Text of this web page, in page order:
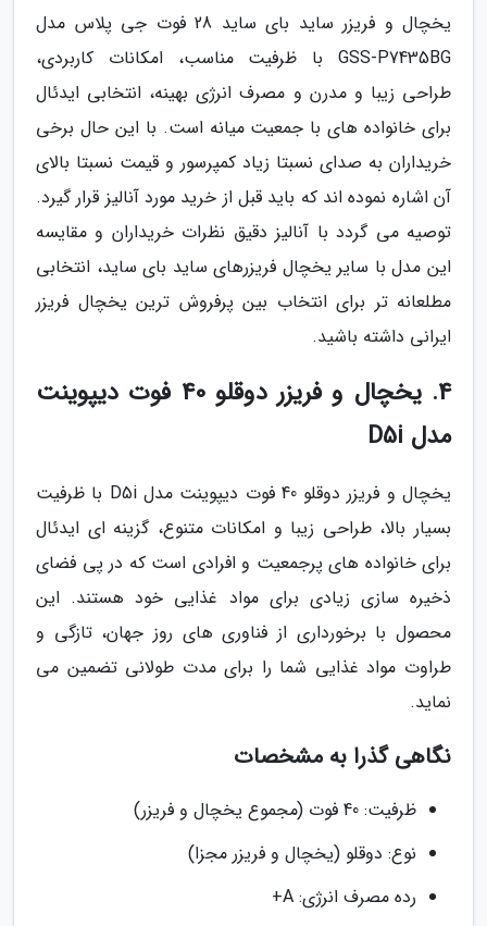
یخچال و فریزر ساید بای ساید 28 فوت جی پلاس مدل
GSS-P7435BG با ظرفیت مناسب، امکانات کاربردی،
طراحی زیبا و مدرن و مصرف انرژی بهینه، انتخابی ایدئال
برای خانواده های با جمعیت میانه است. با این حال برخی
خریداران به صدای نسبتا زیاد کمپرسور و قیمت نسبتا بالای
آن اشاره نموده اند که باید قبل از خرید مورد آنالیز قرار گیرد.
توصیه می گردد با آنالیز دقیق نظرات خریداران و مقایسه
این مدل با سایر یخچال فریزرهای ساید بای ساید، انتخابی
مطلعانه تر برای انتخاب بین پرفروش ترین یخچال فریزر
ایرانی داشته باشید.
4. یخچال و فریزر دوقلو 40 فوت دیپوینت
مدل D5i
یخچال و فریزر دوقلو 40 فوت دیپوینت مدل D5i با ظرفیت
بسیار بالا، طراحی زیبا و امکانات متنوع، گزینه ای ایدئال
برای خانواده های پرجمعیت و افرادی است که در پی فضای
ذخیره سازی زیادی برای مواد غذایی خود هستند. این
محصول با برخورداری از فناوری های روز جهان، تازگی و
طراوت مواد غذایی شما را برای مدت طولانی تضمین می
نماید.
نگاهی گذرا به مشخصات
ظرفیت: 40 فوت (مجموع یخچال و فریزر)
نوع: دوقلو (یخچال و فریزر مجزا)
رده مصرف انرژی: A+